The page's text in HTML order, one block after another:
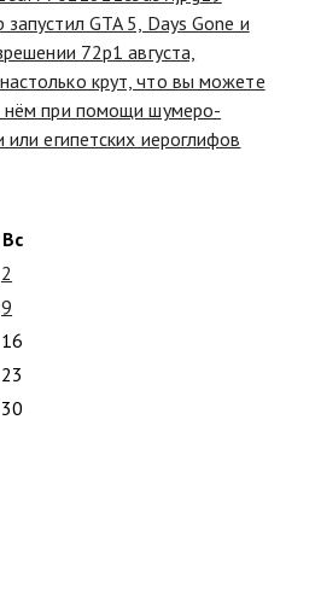
GTA 5, Days Gone и
72p1 августа,
крут, что вы можете
нём при помощи шумеро-
или египетских иероглифов
Вс
2
9
16
23
30